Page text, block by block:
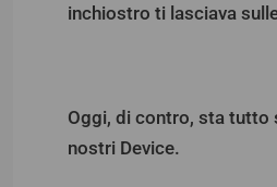
inchiostro ti lasciava
Oggi, di contro, sta tutto
nostri Device.